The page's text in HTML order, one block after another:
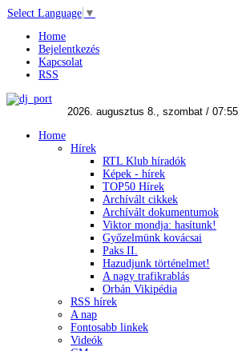
Select Language ▼
Home
Bejelentkezés
Kapcsolat
RSS
Home
Hírek
RTL Klub híradók
Képek - hírek
TOP50 Hírek
Archívált cikkek
Archívált dokumentumok
Viktor mondja: hasítunk!
Győzelmünk kovácsai
Paks II.
Hazudjunk történelmet!
A nagy trafikrablás
Orbán Vikipédia
RSS hírek
A nap
Fontosabb linkek
Videók